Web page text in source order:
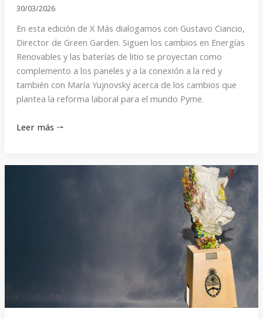
30/03/2026
En esta edición de X Más dialogamos con Gustavo Ciancio,
Director de Green Garden. Siguen los cambios en Energías
Renovables y las baterías de litio se proyectan como
complemento a los paneles y a la conexión a la red y
también con María Yujnovsky acerca de los cambios que
plantea la reforma laboral para el mundo Pyme.
Leer más 🠒